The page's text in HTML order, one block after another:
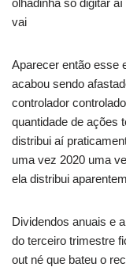
olhadinha só digitar
vai
Aparecer então esse
acabou sendo
controlador
quantidade de ações
distribui aí
uma vez 2020 uma
ela distribui
Dividendos anuais e
do terceiro trimestre
out né que bateu o